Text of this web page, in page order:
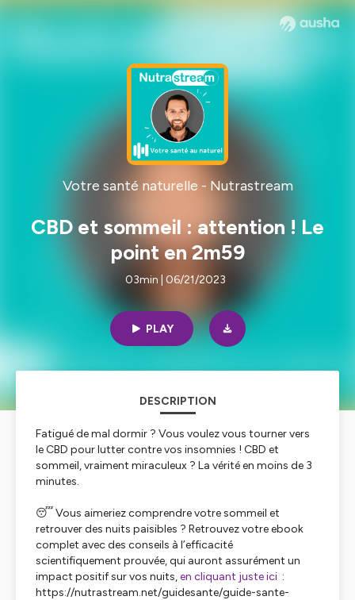
Votre santé naturelle - Nutrastream
CBD et sommeil : attention ! Le
point en 2m59
03min | 06/21/2023
PLAY
DESCRIPTION
Fatigué de mal dormir ? Vous voulez vous tourner vers
le CBD pour lutter contre vos insomnies ! CBD et
sommeil, vraiment miraculeux ? La vérité en moins de 3
minutes.
😴 Vous aimeriez comprendre votre sommeil et
retrouver des nuits paisibles ? Retrouvez votre ebook
complet avec des conseils à l’efficacité
scientifiquement prouvée, qui auront assurément un
impact positif sur vos nuits,en cliquant juste ici :
https://nutrastream.net/guidesante/guide-sante-